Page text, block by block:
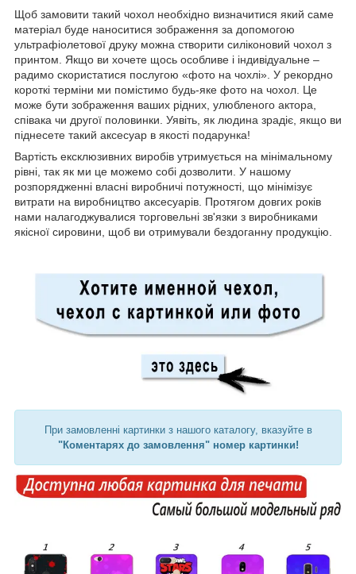
Щоб замовити такий чохол необхідно визначитися який саме
матеріал буде наноситися зображення за допомогою
ультрафіолетової друку можна створити силіконовий чохол з
принтом. Якщо ви хочете щось особливе і індивідуальне –
радимо скористатися послугою «фото на чохлі». У рекордно
короткі терміни ми помістимо будь-яке фото на чохол. Це
може бути зображення ваших рідних, улюбленого актора,
співака чи другої половинки. Уявіть, як людина зрадіє, якщо ви
піднесете такий аксесуар в якості подарунка!
Вартість ексклюзивних виробів утримується на мінімальному
рівні, так як ми це можемо собі дозволити. У нашому
розпорядженні власні виробничі потужності, що мінімізує
витрати на виробництво аксесуарів. Протягом довгих років
нами налагоджувалися торговельні зв'язки з виробниками
якісної сировини, щоб ви отримували бездоганну продукцію.
При замовленні картинки з нашого каталогу, вказуйте в
"Коментарях до замовлення" номер картинки!